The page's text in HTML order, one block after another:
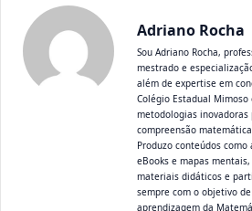
Adriano Rocha
Sou Adriano Rocha,
mestrado e
além de expertise em
Colégio Estadual
metodologias inovadoras
compreensão
Produzo conteúdos
eBooks e mapas
materiais didáticos e
sempre com o objetivo
aprendizagem da